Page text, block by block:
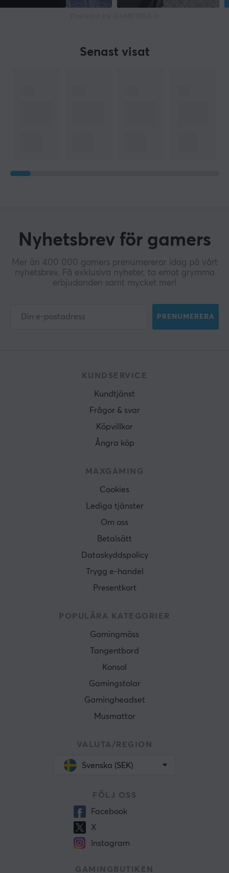
Senast visat
Nyhetsbrev för gamers
Mer än 400 000 gamers prenumererar idag på vårt
nyhetsbrev. Få exklusiva nyheter, ta emot grymma
erbjudanden samt mycket mer!
PRENUMERERA
KUNDSERVICE
Kundtjänst
Frågor & svar
Köpvillkor
Ångra köp
MAXGAMING
Cookies
Lediga tjänster
Om oss
Betalsätt
Dataskyddspolicy
Trygg e-handel
Presentkort
POPULÄRA KATEGORIER
Gamingmöss
Tangentbord
Konsol
Gamingstolar
Gamingheadset
Musmattor
VALUTA/REGION
Svenska (SEK)
FÖLJ OSS
Facebook
X
Instagram
GAMINGBUTIKEN